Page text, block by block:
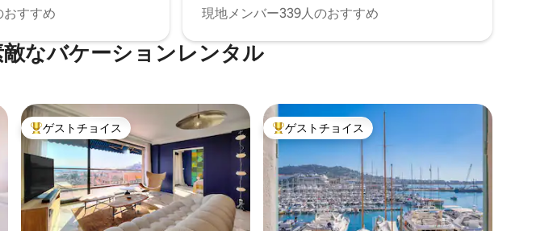
すすめ
現地メンバー339人のおすすめ
なバケーションレンタル
大好評のゲストチョイスです。
ゲストチョイス 大好評のゲストチョイスです。
ゲストチョイス